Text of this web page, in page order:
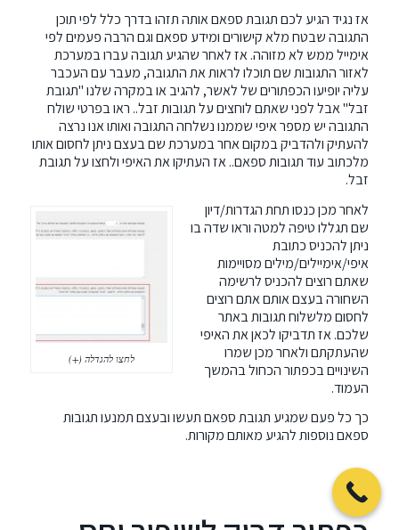
אז נגיד הגיע לכם תגובת ספאם אותה תזהו בדרך כלל לפי תוכן
התגובה שבטח מלא קישורים ומידע ספאם וגם הרבה פעמים לפי
אימייל ממש לא מזוהה. אז לאחר שהגיע תגובה עברו במערכת
לאזור התגובות שם תוכלו לראות את התגובה, מעבר עם העכבר
עליה יופיעו הכפתורים של לאשר, להגיב או במקרה שלנו "תגובת
זבל" אבל לפני שאתם לוחצים על תגובות זבל.. ראו בפרטי שולח
התגובה יש מספר איפי שממנו נשלחה התגובה ואותו אנו נרצה
להעתיק ולהדביק במקום אחר במערכת שם בעצם ניתן לחסום אותו
מלכתוב עוד תגובות ספאם.. אז העתיקו את האיפי ולחצו על תגובת
זבל.
לחצו להגדלה (+)
לאחר מכן כנסו תחת הגדרות/דיון
שם תגללו טיפה למטה וראו שדה בו
ניתן להכניס כתובת
איפי/אימיילים/מילים מסויימות
שאתם רוצים להכניס לרשימה
השחורה בעצם אותם אתם רוצים
לחסום מלשלוח תגובות באתר
שלכם. אז תדביקו לכאן את האיפי
שהעתקתם ולאחר מכן שמרו
השינויים בכפתור הכחול בהמשך
העמוד.
כך כל פעם שמגיע תגובת ספאם תעשו ובעצם תמנעו תגובות
ספאם נוספות להגיע מאותם מקורות.